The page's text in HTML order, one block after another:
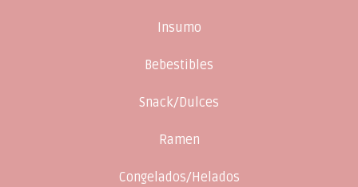
Insumo
Bebestibles
Snack/Dulces
Ramen
Congelados/Helados